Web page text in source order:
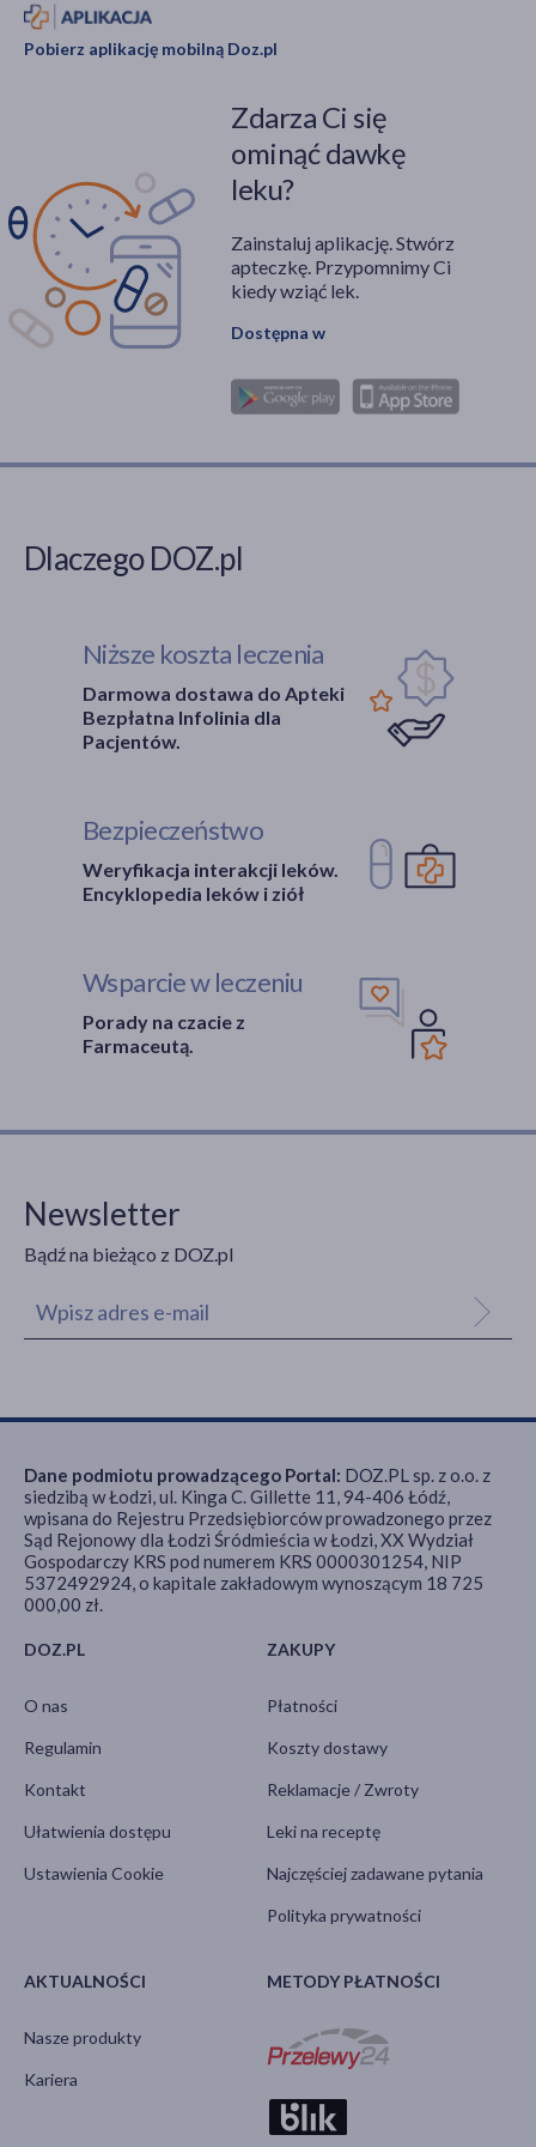
Pobierz aplikację mobilną Doz.pl
Zdarza Ci się
ominąć dawkę
leku?
Zainstaluj aplikację. Stwórz
apteczkę. Przypomnimy Ci
kiedy wziąć lek.
Dostępna w
Dlaczego DOZ.pl
Niższe koszta leczenia
Darmowa dostawa do Apteki
Bezpłatna Infolinia dla
Pacjentów.
Bezpieczeństwo
Weryfikacja interakcji leków.
Encyklopedia leków i ziół
Wsparcie w leczeniu
Porady na czacie z
Farmaceutą.
Newsletter
Bądź na bieżąco z DOZ.pl
DOZ.PL
O nas
Regulamin
Kontakt
Ułatwienia dostępu
Ustawienia Cookie
ZAKUPY
Płatności
Koszty dostawy
Reklamacje / Zwroty
Leki na receptę
Najczęściej zadawane pytania
Polityka prywatności
AKTUALNOŚCI
Nasze produkty
Kariera
METODY PŁATNOŚCI
Dane podmiotu prowadzącego Portal: DOZ.PL sp. z o.o. z
siedzibą w Łodzi, ul. Kinga C. Gillette 11, 94-406 Łódź,
wpisana do Rejestru Przedsiębiorców prowadzonego przez
Sąd Rejonowy dla Łodzi Śródmieścia w Łodzi, XX Wydział
Gospodarczy KRS pod numerem KRS 0000301254, NIP
5372492924, o kapitale zakładowym wynoszącym 18 725
000,00 zł.